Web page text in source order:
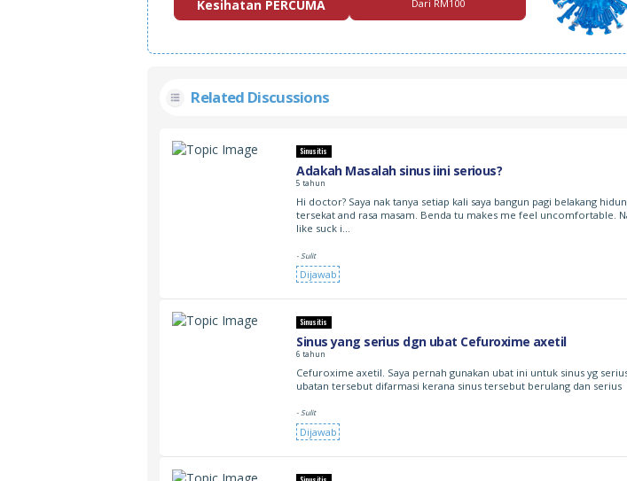
Kesihatan PERCUMA
Dari RM100
Related Discussions
Sinusitis
Adakah Masalah sinus iini serious?
5 tahun
Hi doctor? Saya nak tanya setiap kali saya bangun pagi belakang
tersekat and rasa masam. Benda tu makes me feel uncomfortable.
like suck i…
- Sulit
Dijawab
Sinusitis
Sinus yang serius dgn ubat Cefuroxime axetil
6 tahun
Cefuroxime axetil. Saya pernah gunakan ubat ini untuk sinus yg
ubatan tersebut difarmasi kerana sinus tersebut berulang dan serius
- Sulit
Dijawab